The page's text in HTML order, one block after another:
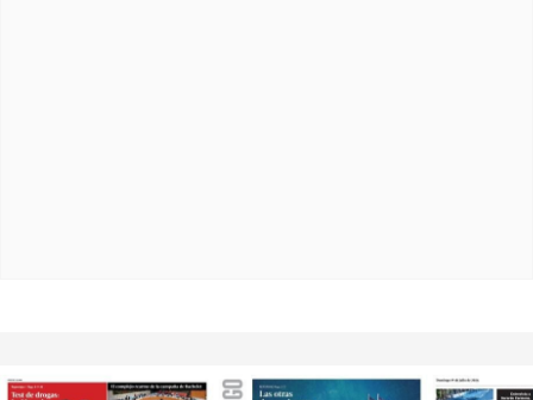
Opens in new window Opens in